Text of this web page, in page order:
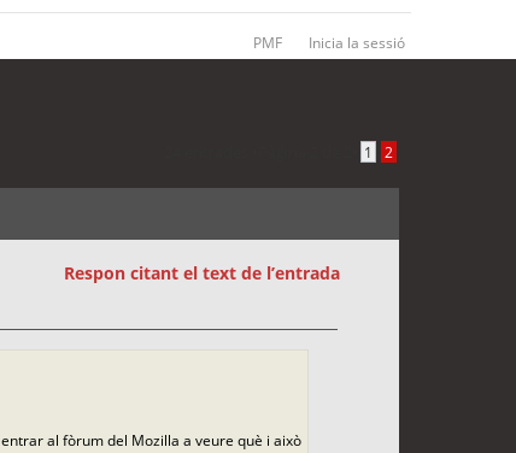
PMF Inicia la sessió
1 2
Respon citant el text de l’entrada
al fòrum del Mozilla a veure què i això